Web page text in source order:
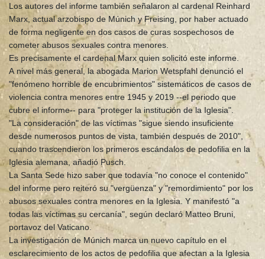
Los autores del informe también señalaron al cardenal Reinhard
Marx, actual arzobispo de Múnich y Freising, por haber actuado
de forma negligente en dos casos de curas sospechosos de
cometer abusos sexuales contra menores.
Es precisamente el cardenal Marx quien solicitó este informe.
A nivel más general, la abogada Marion Wetspfahl denunció el
"fenómeno horrible de encubrimientos" sistemáticos de casos de
violencia contra menores entre 1945 y 2019 --el periodo que
cubre el informe-- para "proteger la institución de la Iglesia".
"La consideración" de las víctimas "sigue siendo insuficiente
desde numerosos puntos de vista, también después de 2010",
cuando trascendieron los primeros escándalos de pedofilia en la
Iglesia alemana, añadió Pusch.
La Santa Sede hizo saber que todavía "no conoce el contenido"
del informe pero reiteró su "vergüenza" y "remordimiento" por los
abusos sexuales contra menores en la Iglesia. Y manifestó "a
todas las víctimas su cercanía", según declaró Matteo Bruni,
portavoz del Vaticano.
La investigación de Múnich marca un nuevo capítulo en el
esclarecimiento de los actos de pedofilia que afectan a la Iglesia